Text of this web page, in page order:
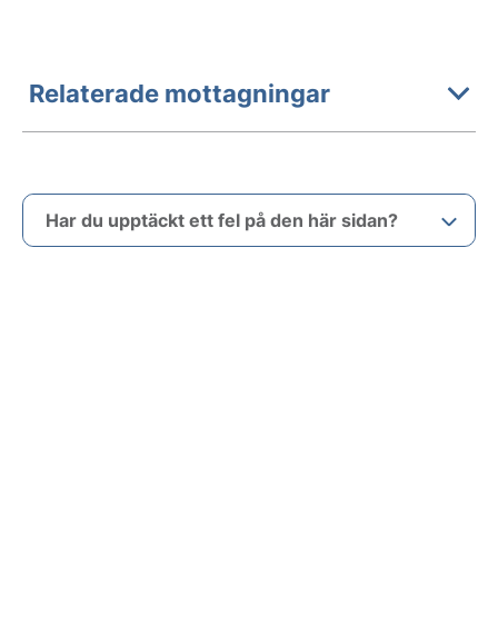
Relaterade mottagningar
Har du upptäckt ett fel på den här sidan?